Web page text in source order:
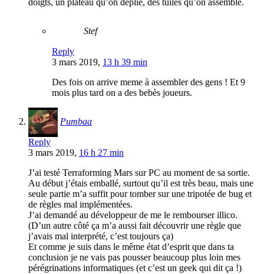
doigts, un plateau qu’on déplie, des tuiles qu’on assemble.
Stef
Reply
3 mars 2019, 13 h 39 min
Des fois on arrive meme à assembler des gens ! Et 9
mois plus tard on a des bebès joueurs.
Pumbaa
Reply
3 mars 2019, 16 h 27 min
J’ai testé Terraforming Mars sur PC au moment de sa sortie.
Au début j’étais emballé, surtout qu’il est très beau, mais une
seule partie m’a suffit pour tomber sur une tripotée de bug et
de règles mal implémentées.
J’ai demandé au développeur de me le rembourser illico.
(D’un autre côté ça m’a aussi fait découvrir une règle que
j’avais mal interprété, c’est toujours ça)
Et comme je suis dans le même état d’esprit que dans ta
conclusion je ne vais pas pousser beaucoup plus loin mes
pérégrinations informatiques (et c’est un geek qui dit ça !)